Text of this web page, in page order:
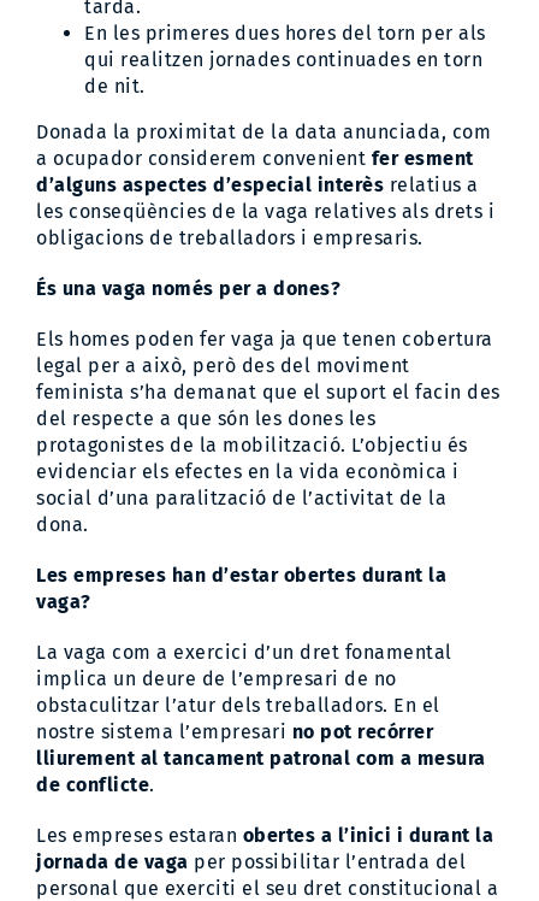
tarda.
En les primeres dues hores del torn per als
qui realitzen jornades continuades en torn
de nit.
Donada la proximitat de la data anunciada, com
a ocupador considerem convenient fer esment
d’alguns aspectes d’especial interès relatius a
les conseqüències de la vaga relatives als drets i
obligacions de treballadors i empresaris.
És una vaga només per a dones?
Els homes poden fer vaga ja que tenen cobertura
legal per a això, però des del moviment
feminista s’ha demanat que el suport el facin des
del respecte a que són les dones les
protagonistes de la mobilització. L’objectiu és
evidenciar els efectes en la vida econòmica i
social d’una paralització de l’activitat de la
dona.
Les empreses han d’estar obertes durant la
vaga?
La vaga com a exercici d’un dret fonamental
implica un deure de l’empresari de no
obstaculitzar l’atur dels treballadors. En el
nostre sistema l’empresari no pot recórrer
lliurement al tancament patronal com a mesura
de conflicte.
Les empreses estaran obertes a l’inici i durant la
jornada de vaga per possibilitar l’entrada del
personal que exerciti el seu dret constitucional a